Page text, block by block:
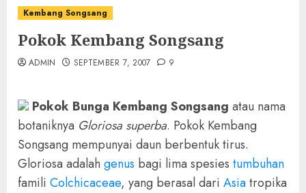
Kembang Songsang
Pokok Kembang Songsang
ADMIN SEPTEMBER 7, 2007 9
Pokok Bunga Kembang Songsang atau nama
botaniknya Gloriosa superba. Pokok Kembang
Songsang mempunyai daun berbentuk tirus.
Gloriosa adalah genus bagi lima spesies tumbuhan
famili Colchicaceae, yang berasal dari Asiatropika